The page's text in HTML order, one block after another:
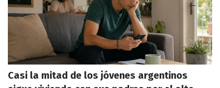
Casi la mitad de los jóvenes argentinos